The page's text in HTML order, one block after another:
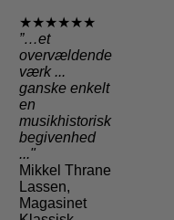
★★★★★★
”…et
overvældende
værk ...
ganske enkelt
en
musikhistorisk
begivenhed
..."
Mikkel Thrane
Lassen,
Magasinet